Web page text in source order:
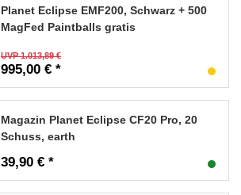
Planet Eclipse EMF200, Schwarz + 500
MagFed Paintballs gratis
UVP 1.013,89 €
995,00 € *
Magazin Planet Eclipse CF20 Pro, 20
Schuss, earth
39,90 € *